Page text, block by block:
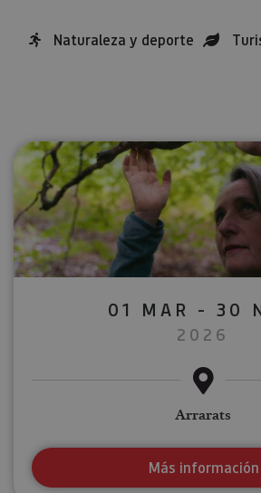
Naturaleza y deporte
01 MAR - 30
2026
Arrarats
Más información